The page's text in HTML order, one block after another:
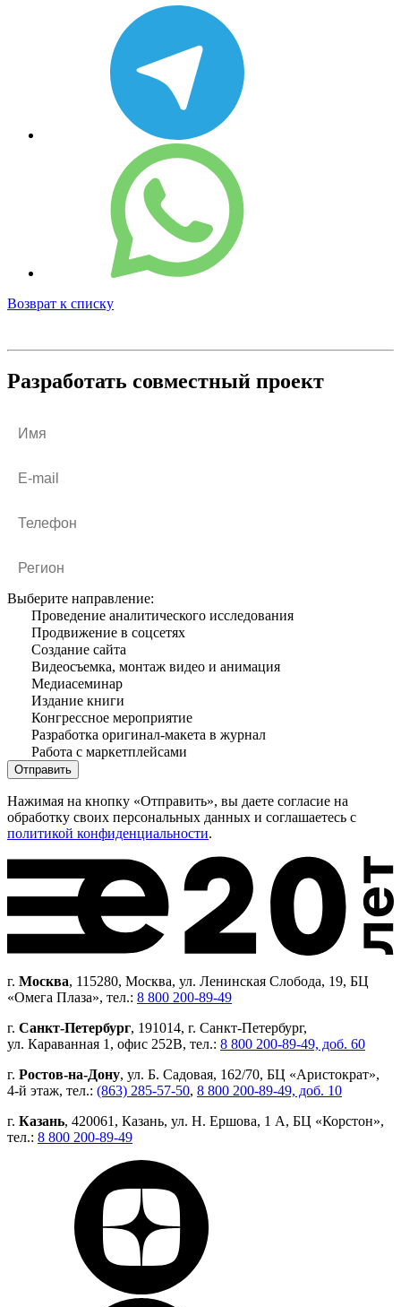
Возврат к списку
Разработать совместный проект
Выберите направление:
Проведение аналитического исследования
Продвижение в соцсетях
Создание сайта
Видеосъемка, монтаж видео и анимация
Медиа­семинар
Издание книги
Конгрессное мероприятие
Разработка оригинал-макета в журнал
Работа с маркетплейсами
Нажимая на кнопку «Отправить», вы даете согласие на
обработку своих персональных данных и соглашаетесь с
политикой конфиденциальности.
г. Москва, 115280, Москва, ул. Ленинская Слобода, 19, БЦ
«Омега Плаза», тел.: 8 800 200-89-49
г. Санкт-Петербург, 191014, г. Санкт-Петербург,
ул. Караванная 1, офис 252В, тел.: 8 800 200-89-49, доб. 60
г. Ростов-на-Дону, ул. Б. Садовая, 162/70, БЦ «Аристократ»,
4-й этаж, тел.: (863) 285-57-50, 8 800 200-89-49, доб. 10
г. Казань, 420061, Казань, ул. Н. Ершова, 1 А, БЦ «Корстон»,
тел.: 8 800 200-89-49